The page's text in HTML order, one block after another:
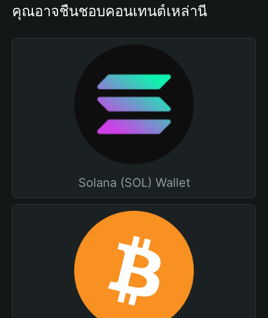
คุณอาจชื่นชอบคอนเทนต์เหล่านี้
Solana (SOL) Wallet